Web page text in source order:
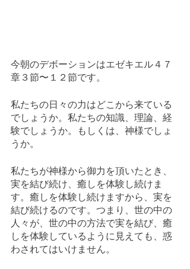
今朝のデボーションはエゼキエル４７
章３節〜１２節です。
私たちの日々の力はどこから来ている
でしょうか。私たちの知識、理論、経
験でしょうか。もしくは、神様でしょ
うか。
私たちが神様から御力を頂いたとき、
実を結び続け、癒しを体験し続けま
す。癒しを体験し続けますから、実を
結び続けるのです。つまり、世の中の
人々が、世の中の方法で実を結び、癒
しを体験しているように見えても、惑
わされてはいけません。